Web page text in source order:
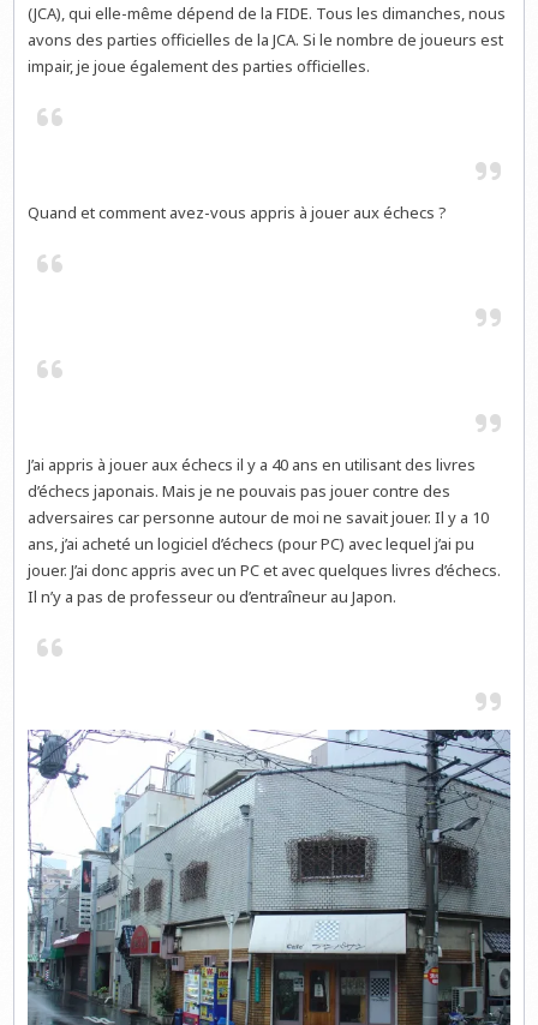
(JCA), qui elle-même dépend de la FIDE. Tous les dimanches, nous
avons des parties officielles de la JCA. Si le nombre de joueurs est
impair, je joue également des parties officielles.
Quand et comment avez-vous appris à jouer aux échecs ?
J’ai appris à jouer aux échecs il y a 40 ans en utilisant des livres
d’échecs japonais. Mais je ne pouvais pas jouer contre des
adversaires car personne autour de moi ne savait jouer. Il y a 10
ans, j’ai acheté un logiciel d’échecs (pour PC) avec lequel j’ai pu
jouer. J’ai donc appris avec un PC et avec quelques livres d’échecs.
Il n’y a pas de professeur ou d’entraîneur au Japon.